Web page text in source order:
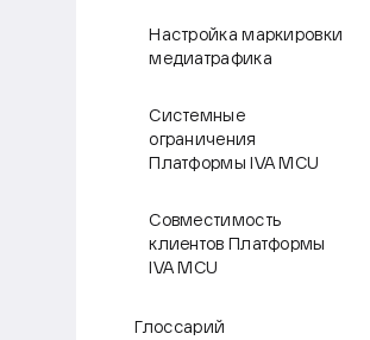
Настройка маркировки
медиатрафика
Системные
ограничения
Платформы IVA MCU
Совместимость
клиентов Платформы
IVA MCU
Глоссарий